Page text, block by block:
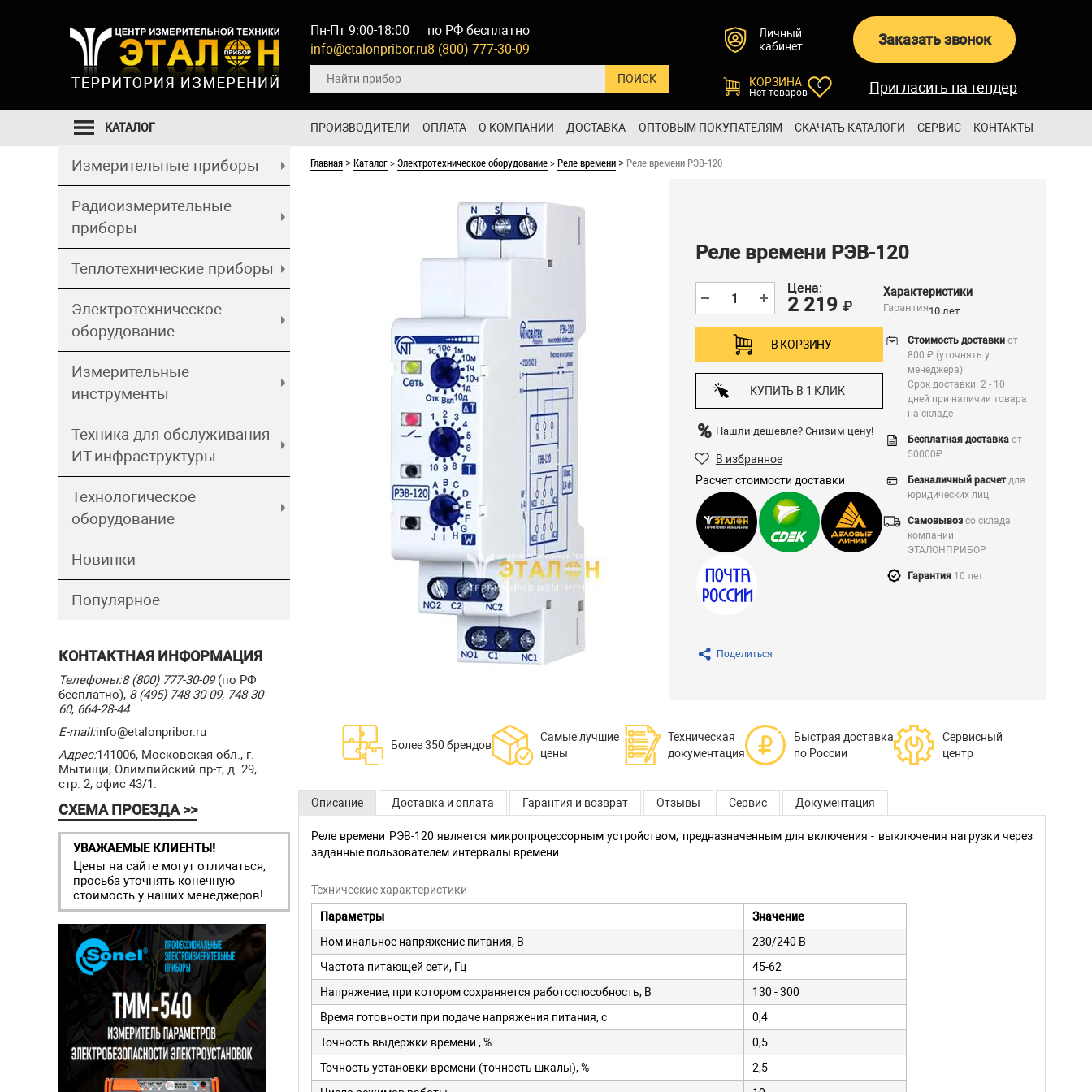
Пн-Пт 9:00-18:00
info@etalonpribor.ru
по РФ бесплатно
8 (800) 777-30-09
Личный
кабинет
Заказать звонок
КОРЗИНА
Нет товаров
0 Пригласить на тендер
ПРОИЗВОДИТЕЛИ ОПЛАТА О КОМПАНИИ ДОСТАВКА ОПТОВЫМ ПОКУПАТЕЛЯМ СКАЧАТЬ КАТАЛОГИ СЕРВИС КОНТАКТЫ
КАТАЛОГ
Измерительные приборы
Радиоизмерительные
приборы
Теплотехнические приборы
Электротехническое
оборудование
Измерительные
инструменты
Техника для обслуживания
ИТ-инфраструктуры
Технологическое
оборудование
Новинки
Популярное
КОНТАКТНАЯ ИНФОРМАЦИЯ
Телефоны:8 (800) 777-30-09(по РФ
бесплатно), 8 (495) 748-30-09, 748-30-
60, 664-28-44.
E-mail:info@etalonpribor.ru
Адрес:141006, Московская обл., г.
Мытищи, Олимпийский пр-т, д. 29,
стр. 2, офис 43/1.
СХЕМА ПРОЕЗДА >>
УВАЖАЕМЫЕ КЛИЕНТЫ!
Цены на сайте могут отличаться,
просьба уточнять конечную
стоимость у наших менеджеров!
Главная >Каталог>Электротехническое оборудование>Реле времени > Реле времени РЭВ-120
Реле времени РЭВ-120
Цена:
2 219 ₽
В КОРЗИНУ
КУПИТЬ В 1 КЛИК
Нашли дешевле? Снизим цену!
В избранное
Расчет стоимости доставки
Характеристики
Гарантия10 лет
Стоимость доставкиот
800 ₽ (уточнять у
менеджера)
Срок доставки: 2 - 10
дней при наличии товара
на складе
Бесплатная доставкаот
50000₽
Безналичный расчетдля
юридических лиц
Самовывозсо склада
компании
ЭТАЛОНПРИБОР
Гарантия10 лет
Поделиться
Более 350 брендов
Самые лучшие
цены
Техническая
документация
Быстрая доставка
по России
Сервисный
центр
Описание Доставка и оплата Гарантия и возврат Отзывы Сервис Документация
Реле времени РЭВ-120 является микропроцессорным устройством, предназначенным для включения - выключения нагрузки через
заданные пользователем интервалы времени.
Технические характеристики
Параметры
Значение
Ном инальное напряжение питания, В
230/240 В
Частота питающей сети, Гц
45-62
Напряжение, при котором сохраняется работоспособность, В
130 - 300
Время готовности при подаче напряжения питания, с
0,4
Точность выдержки времени , %
0,5
Точность установки времени (точность шкалы), %
2,5